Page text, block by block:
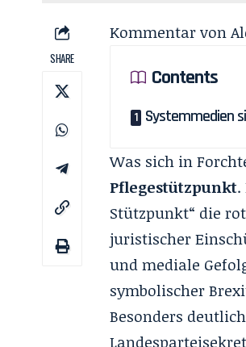
SHARE
Kommentar von
Contents
Systemmedien
Was sich in
Pflegestützpunkt.
Stützpunkt“ die
juristischer
und mediale
symbolischer
Besonders